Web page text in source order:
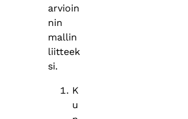
arvioin
nin
mallin
liitteek
si.
K
u